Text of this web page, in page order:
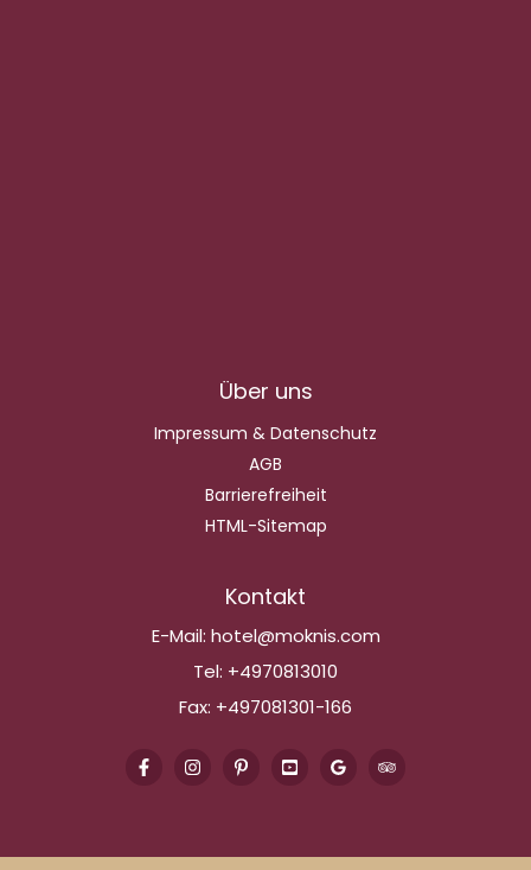
Über uns
Impressum & Datenschutz
AGB
Barrierefreiheit
HTML-Sitemap
Kontakt
E-Mail: hotel@moknis.com
Tel: +4970813010
Fax: +497081301-166